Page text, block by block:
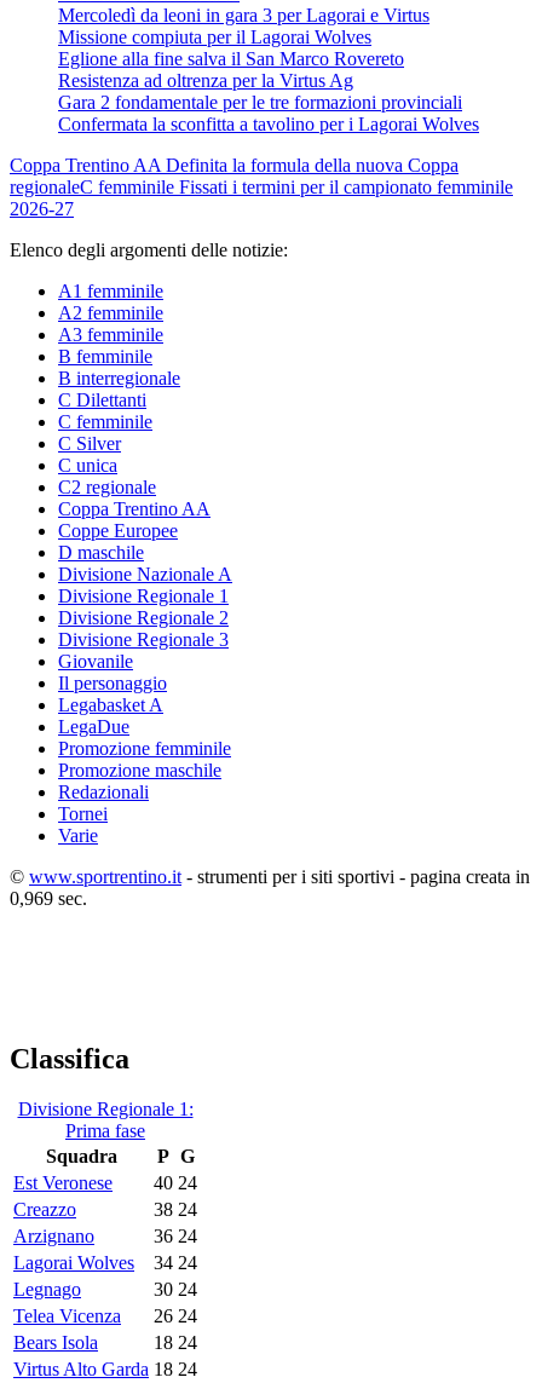
Mercoledì da leoni in gara 3 per Lagorai e Virtus
Missione compiuta per il Lagorai Wolves
Eglione alla fine salva il San Marco Rovereto
Resistenza ad oltrenza per la Virtus Ag
Gara 2 fondamentale per le tre formazioni provinciali
Confermata la sconfitta a tavolino per i Lagorai Wolves
Coppa Trentino AA Definita la formula della nuova Coppa
regionaleC femminile Fissati i termini per il campionato femminile
2026-27
Elenco degli argomenti delle notizie:
A1 femminile
A2 femminile
A3 femminile
B femminile
B interregionale
C Dilettanti
C femminile
C Silver
C unica
C2 regionale
Coppa Trentino AA
Coppe Europee
D maschile
Divisione Nazionale A
Divisione Regionale 1
Divisione Regionale 2
Divisione Regionale 3
Giovanile
Il personaggio
Legabasket A
LegaDue
Promozione femminile
Promozione maschile
Redazionali
Tornei
Varie
© www.sportrentino.it - strumenti per i siti sportivi - pagina creata in
0,969 sec.
Classifica
Divisione Regionale 1:
Prima fase
Squadra
P G
Est Veronese
40 24
Creazzo
38 24
Arzignano
36 24
Lagorai Wolves
34 24
Legnago
30 24
Telea Vicenza
26 24
Bears Isola
18 24
Virtus Alto Garda 18 24